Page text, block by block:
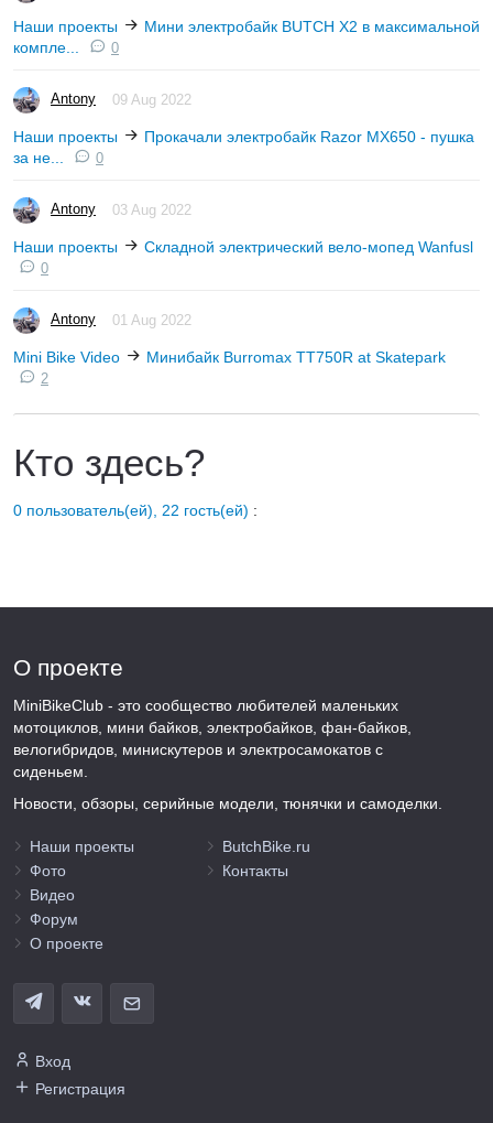
Наши проекты
Мини электробайк BUTCH X2 в максимальной
компле...
0
Antony 09 Aug 2022
Наши проекты
Прокачали электробайк Razor MX650 - пушка
за не...
0
Antony 03 Aug 2022
Наши проекты Складной электрический вело-мопед Wanfusl
0
Antony 01 Aug 2022
Mini Bike Video Минибайк Burromax TT750R at Skatepark
2
Кто здесь?
0 пользователь(ей), 22 гость(ей) :
О проекте
MiniBikeClub - это сообщество любителей маленьких
мотоциклов, мини байков, электробайков, фан-байков,
велогибридов, минискутеров и электросамокатов с
сиденьем.
Новости, обзоры, серийные модели, тюнячки и самоделки.
Наши проекты
Фото
Видео
Форум
О проекте
ButchBike.ru
Контакты
Вход
Регистрация